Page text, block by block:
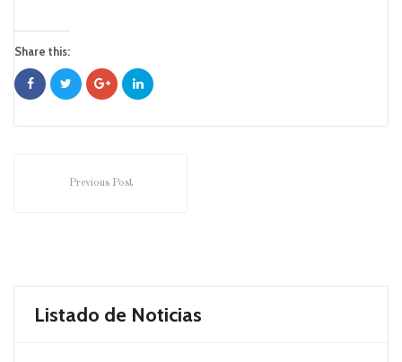
Share this:
Previous Post
Listado de Noticias